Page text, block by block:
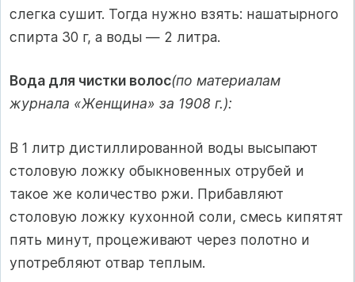
слегка сушит. Тогда нужно взять: нашатырного
спирта 30 г, а воды — 2 литра.
Вода для чистки волос(по материалам
журнала «Женщина» за 1908 г.):
В 1 литр дистиллированной воды высыпают
столовую ложку обык­новенных отрубей и
такое же количество ржи. Прибавляют
столовую ложку кухонной соли, смесь кипятят
пять минут, процеживают через полотно и
употребляют отвар теплым.